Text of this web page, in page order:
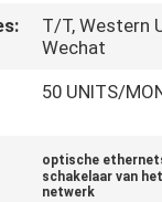
T/T, Western
Wechat
50 UNITS/
optische
schakelaar van
netwerk